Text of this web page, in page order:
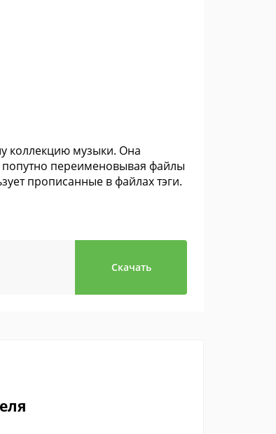
коллекцию музыки. Она
попутно переименовывая файлы
прописанные в файлах тэги.
Скачать